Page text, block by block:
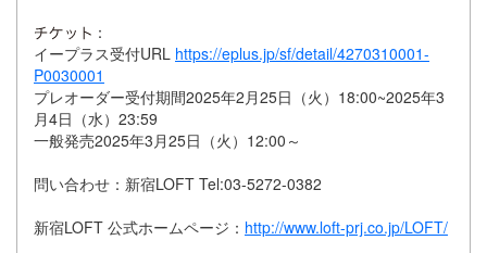
：
イープラス受付URL https://eplus.jp/sf/detail/4270310001-
P0030001
プレオーダー受付期間2025年2月25日（火）18:00~2025年3
月4日（水）23:59
一般発売2025年3月25日（火）12:00～
問い合わせ：新宿LOFT Tel:03-5272-0382
新宿LOFT 公式ホームページ： http://www.loft-prj.co.jp/LOFT/